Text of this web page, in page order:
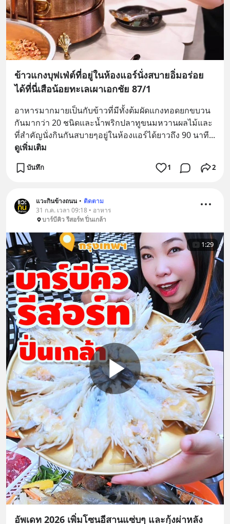
ข้าวแกงบุฟเฟ่ต์ที่อยู่ในห้องแอร์นั่งสบายอิ่มอร่อย
ได้ที่นี่เสือน้อยทะเลเผาเอกชัย 87/1
อาหารมากมายเป็นกับข้าวที่มีทั้งต้มผัดแกงทอดยกขบวน
กันมากว่า 20 ชนิดและน้ำพริกปลาทูขนมหวานผลไม้และ
ที่สำคัญนั่งกินกันสบายๆอยู่ในห้องแอร์ได้ยาวถึง 90 นาที
ดูเพิ่มเติม
บันทึก 1 2
แวะกินข้างถนน • ติดตาม
31 ก.ค. เวลา 09:18 • อาหาร
บาร์บีคิว รีสอร์ท ปิ่นเกล้า
1:29
อัพเดท 2026 เพิ่มโซนอีสานแซ่บๆ และกุ้งผ่าหลัง